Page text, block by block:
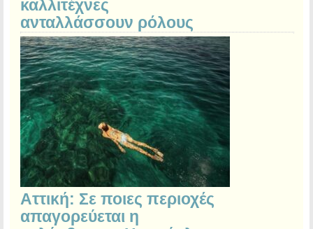
καλλιτέχνες
ανταλλάσσουν ρόλους
Αττική: Σε ποιες περιοχές
απαγορεύεται η